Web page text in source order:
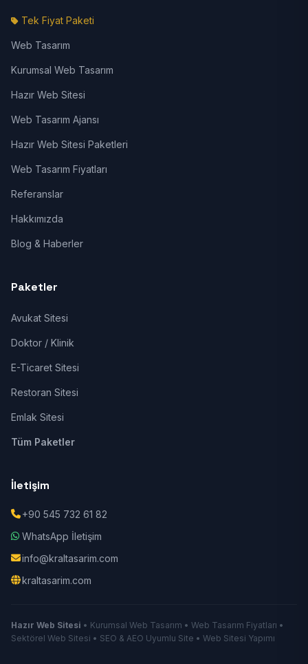
Tek Fiyat Paketi
Web Tasarım
Kurumsal Web Tasarım
Hazır Web Sitesi
Web Tasarım Ajansı
Hazır Web Sitesi Paketleri
Web Tasarım Fiyatları
Referanslar
Hakkımızda
Blog & Haberler
Paketler
Avukat Sitesi
Doktor / Klinik
E-Ticaret Sitesi
Restoran Sitesi
Emlak Sitesi
Tüm Paketler
İletişim
+90 545 732 61 82
WhatsApp İletişim
info@kraltasarim.com
kraltasarim.com
Hazır Web Sitesi • Kurumsal Web Tasarım • Web Tasarım Fiyatları •
Sektörel Web Sitesi • SEO & AEO Uyumlu Site • Web Sitesi Yapımı